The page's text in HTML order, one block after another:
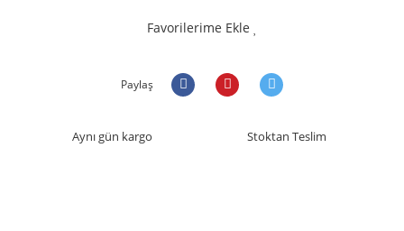
Favorilerime Ekle
Paylaş
Aynı gün kargo Stoktan Teslim